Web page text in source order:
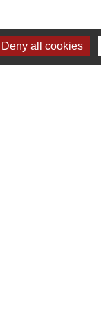
Deny all cookies